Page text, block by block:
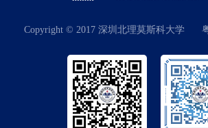
Copyright © 2017 深圳北理莫斯科大学